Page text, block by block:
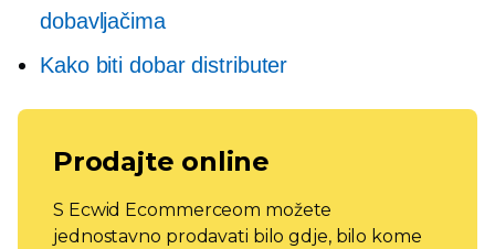
dobavljačima
Kako biti dobar distributer
Prodajte online
S Ecwid Ecommerceom možete
jednostavno prodavati bilo gdje, bilo kome